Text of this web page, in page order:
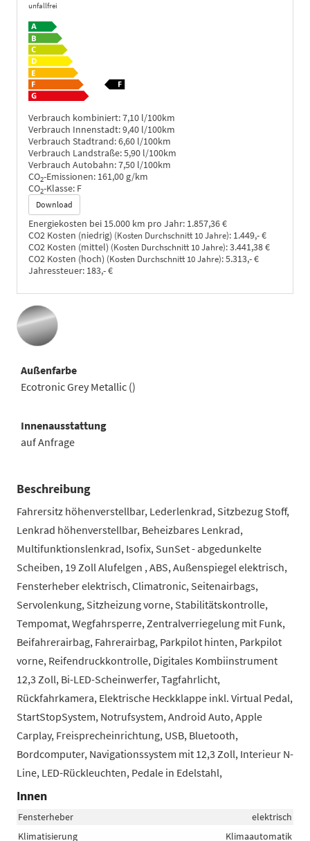
unfallfrei
Verbrauch kombiniert:7,10 l/100km
Verbrauch Innenstadt:9,40 l/100km
Verbrauch Stadtrand:6,60 l/100km
Verbrauch Landstraße:5,90 l/100km
Verbrauch Autobahn:7,50 l/100km
CO2-Emissionen: 161,00 g/km
CO2-Klasse: F
Download
Energiekosten bei 15.000 km pro Jahr: 1.857,36 €
CO2 Kosten (niedrig) (Kosten Durchschnitt 10 Jahre): 1.449,- €
CO2 Kosten (mittel) (Kosten Durchschnitt 10 Jahre):3.441,38 €
CO2 Kosten (hoch) (Kosten Durchschnitt 10 Jahre):5.313,- €
Jahressteuer: 183,- €
Außenfarbe
Ecotronic Grey Metallic ()
Innenausstattung
auf Anfrage
Beschreibung
Fahrersitz höhenverstellbar, Lederlenkrad, Sitzbezug Stoff,
Lenkrad höhenverstellbar, Beheizbares Lenkrad,
Multifunktionslenkrad, Isofix, SunSet - abgedunkelte
Scheiben, 19 Zoll Alufelgen , ABS, Außenspiegel elektrisch,
Fensterheber elektrisch, Climatronic, Seitenairbags,
Servolenkung, Sitzheizung vorne, Stabilitätskontrolle,
Tempomat, Wegfahrsperre, Zentralverriegelung mit Funk,
Beifahrerairbag, Fahrerairbag, Parkpilot hinten, Parkpilot
vorne, Reifendruckkontrolle, Digitales Kombiinstrument
12,3 Zoll, Bi-LED-Scheinwerfer, Tagfahrlicht,
Rückfahrkamera, Elektrische Heckklappe inkl. Virtual Pedal,
StartStopSystem, Notrufsystem, Android Auto, Apple
Carplay, Freisprecheinrichtung, USB, Bluetooth,
Bordcomputer, Navigationssystem mit 12,3 Zoll, Interieur N-
Line, LED-Rückleuchten, Pedale in Edelstahl,
Innen
Fensterheber
elektrisch
Klimatisierung
Klimaautomatik